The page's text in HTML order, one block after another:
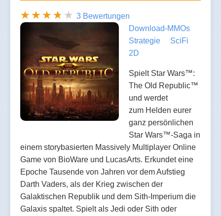
3 Bewertungen
Download-MMOs
Strategie
SciFi
2D
Spielt Star Wars™:
The Old Republic™
und werdet
zum Helden eurer
ganz persönlichen
Star Wars™-Saga in
einem storybasierten Massively Multiplayer Online
Game von BioWare und LucasArts. Erkundet eine
Epoche Tausende von Jahren vor dem Aufstieg
Darth Vaders, als der Krieg zwischen der
Galaktischen Republik und dem Sith-Imperium die
Galaxis spaltet. Spielt als Jedi oder Sith oder